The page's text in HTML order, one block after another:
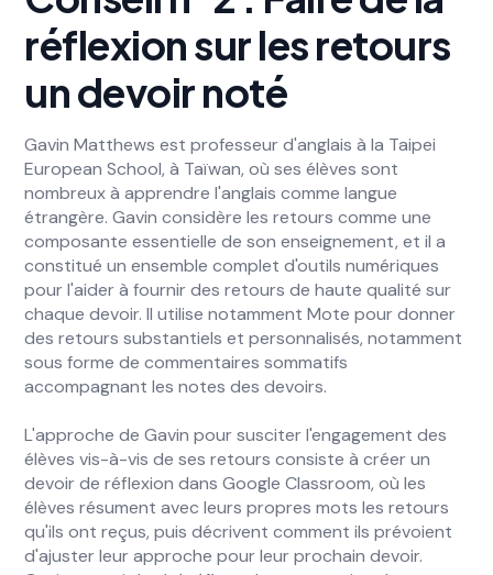
réflexion sur les retours
un devoir noté
Gavin Matthews est professeur d'anglais à la Taipei
European School, à Taïwan, où ses élèves sont
nombreux à apprendre l'anglais comme langue
étrangère. Gavin considère les retours comme une
composante essentielle de son enseignement, et il a
constitué un ensemble complet d'outils numériques
pour l'aider à fournir des retours de haute qualité sur
chaque devoir. Il utilise notamment Mote pour donner
des retours substantiels et personnalisés, notamment
sous forme de commentaires sommatifs
accompagnant les notes des devoirs.
L'approche de Gavin pour susciter l'engagement des
élèves vis-à-vis de ses retours consiste à créer un
devoir de réflexion dans Google Classroom, où les
élèves résument avec leurs propres mots les retours
qu'ils ont reçus, puis décrivent comment ils prévoient
d'ajuster leur approche pour leur prochain devoir.